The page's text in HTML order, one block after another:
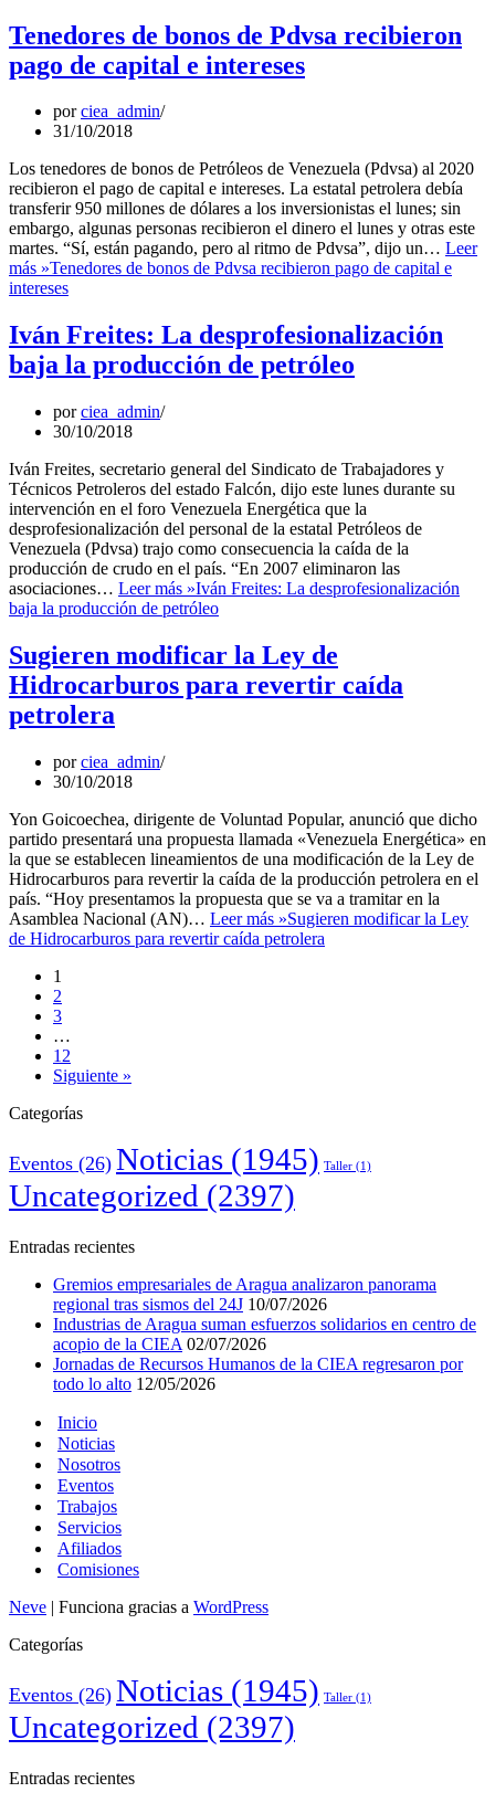
Tenedores de bonos de Pdvsa recibieron
pago de capital e intereses
porciea_admin
31/10/2018
Los tenedores de bonos de Petróleos de Venezuela (Pdvsa) al 2020
recibieron el pago de capital e intereses. La estatal petrolera debía
transferir 950 millones de dólares a los inversionistas el lunes; sin
embargo, algunas personas recibieron el dinero el lunes y otras este
martes. “Sí, están pagando, pero al ritmo de Pdvsa”, dijo un… Leer
más »Tenedores de bonos de Pdvsa recibieron pago de capital e
intereses
Iván Freites: La desprofesionalización
baja la producción de petróleo
porciea_admin
30/10/2018
Iván Freites, secretario general del Sindicato de Trabajadores y
Técnicos Petroleros del estado Falcón, dijo este lunes durante su
intervención en el foro Venezuela Energética que la
desprofesionalización del personal de la estatal Petróleos de
Venezuela (Pdvsa) trajo como consecuencia la caída de la
producción de crudo en el país. “En 2007 eliminaron las
asociaciones… Leer más »Iván Freites: La desprofesionalización
baja la producción de petróleo
Sugieren modificar la Ley de
Hidrocarburos para revertir caída
petrolera
porciea_admin
30/10/2018
Yon Goicoechea, dirigente de Voluntad Popular, anunció que dicho
partido presentará una propuesta llamada «Venezuela Energética» en
la que se establecen lineamientos de una modificación de la Ley de
Hidrocarburos para revertir la caída de la producción petrolera en el
país. “Hoy presentamos la propuesta que se va a tramitar en la
Asamblea Nacional (AN)… Leer más »Sugieren modificar la Ley
de Hidrocarburos para revertir caída petrolera
1
2
3
…
12
Siguiente »
Categorías
Eventos (26) Noticias (1945) Taller (1)
Uncategorized (2397)
Entradas recientes
Gremios empresariales de Aragua analizaron panorama
regional tras sismos del 24J 10/07/2026
Industrias de Aragua suman esfuerzos solidarios en centro de
acopio de la CIEA 02/07/2026
Jornadas de Recursos Humanos de la CIEA regresaron por
todo lo alto 12/05/2026
Inicio
Noticias
Nosotros
Eventos
Trabajos
Servicios
Afiliados
Comisiones
Neve | Funciona gracias a WordPress
Categorías
Eventos (26) Noticias (1945) Taller (1)
Uncategorized (2397)
Entradas recientes